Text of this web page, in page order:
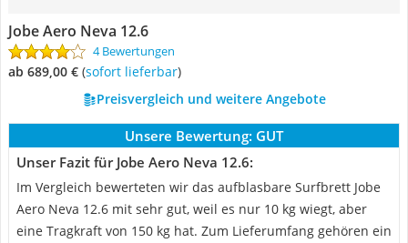
Jobe Aero Neva 12.6
4 Bewertungen
ab 689,00 € ( Sofort lieferbar)
Preisvergleich und weitere Angebote
Unsere Bewertung: GUT
Unser Fazit für Jobe Aero Neva 12.6:
Im Vergleich bewerteten wir das aufblasbare Surfbrett Jobe
Aero Neva 12.6 mit sehr gut, weil es nur 10 kg wiegt, aber
eine Tragkraft von 150 kg hat. Zum Lieferumfang gehören ein